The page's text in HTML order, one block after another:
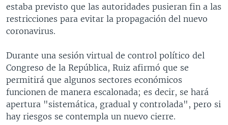
ENTRETENIMIENTO
estaba previsto que las autoridades pusieran fin a las
restricciones para evitar la propagación del nuevo
coronavirus.
Durante una sesión virtual de control político del
Congreso de la República, Ruiz afirmó que se
permitirá que algunos sectores económicos
funcionen de manera escalonada; es decir, se hará
apertura "sistemática, gradual y controlada", pero si
hay riesgos se contempla un nuevo cierre.